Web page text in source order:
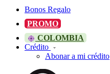
Bonos Regalo
PROMO
COLOMBIA
Crédito
Abonar a mi crédito